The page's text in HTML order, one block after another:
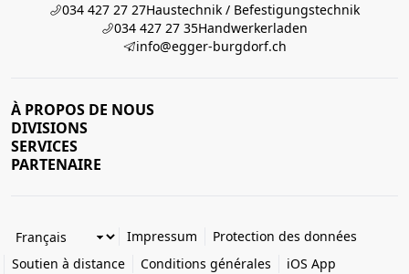
034 427 27 27Haustechnik / Befestigungstechnik
034 427 27 35Handwerkerladen
info@egger-burgdorf.ch
À PROPOS DE NOUS
DIVISIONS
SERVICES
PARTENAIRE
Impressum
Protection des données
Soutien à distance
Conditions générales
iOS App